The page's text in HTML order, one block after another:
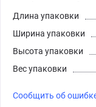
Длина упаковки
Ширина упаковки
Высота упаковки
Вес упаковки
Сообщить об